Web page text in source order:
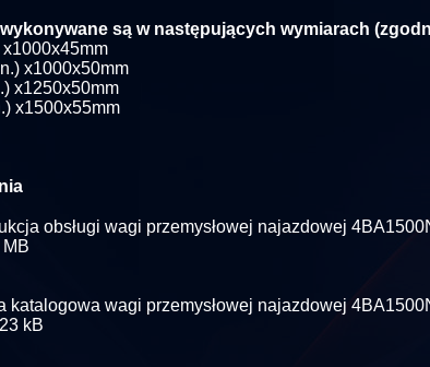
są w następujących wymiarach
x1000x50mm
x1250x50mm
x1500x55mm
obsługi wagi przemysłowej najazdowej
katalogowa wagi przemysłowej najazdowej
kB